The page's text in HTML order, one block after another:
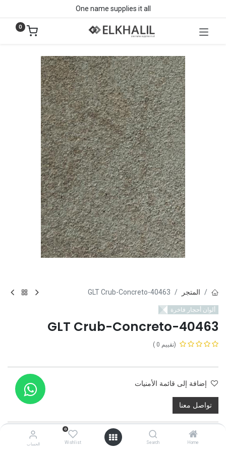
Home
Search
0
Wishlist الحساب
One name supplies it all
0
المتجر 40463-GLT Crub-Concreto
ألوان أحجار فاخرة
40463-GLT Crub-Concreto
(تقييم 0 )
إضافة إلى قائمة الأمنيات
تواصل معنا